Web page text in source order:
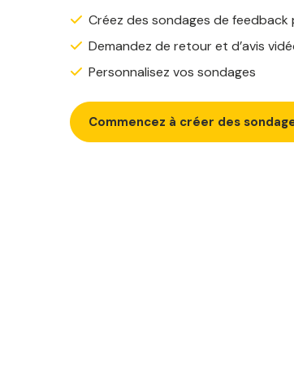
Créez des sondages de feedback
Demandez de retour et d’avis
Personnalisez vos sondages
Commencez à créer des